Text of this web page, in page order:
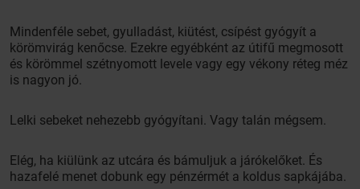
Mindenféle sebet, gyulladást, kiütést, csípést gyógyít a
körömvirág kenőcse. Ezekre egyébként az útifű megmosott
és körömmel szétnyomott levele vagy egy vékony réteg méz
is nagyon jó.
Lelki sebeket nehezebb gyógyítani. Vagy talán mégsem.
Elég, ha kiülünk az utcára és bámuljuk a járókelőket. És
hazafelé menet dobunk egy pénzérmét a koldus sapkájába.